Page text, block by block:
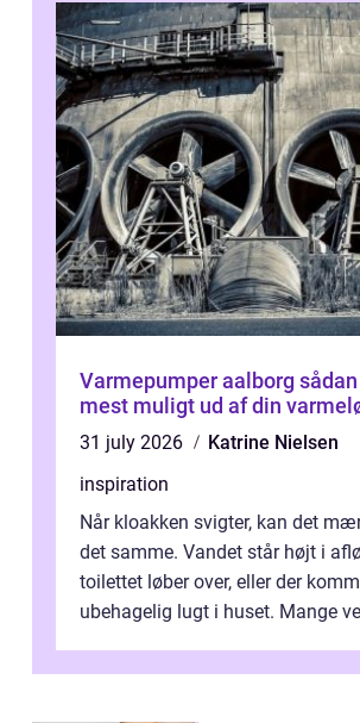
Varmepumper aalborg sådan får du
mest muligt ud af din
31 july 2026
Katrine Nielsen
inspiration
Når kloakken svigter, kan det
det samme. Vandet står højt i
toilettet løber over, eller der
ubehagelig lugt i huset. Mange